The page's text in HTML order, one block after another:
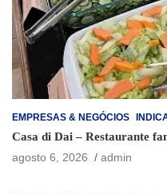
EMPRESAS & NEGÓCIOS
Casa di Dai – Restaurante
agosto 6, 2026
admin